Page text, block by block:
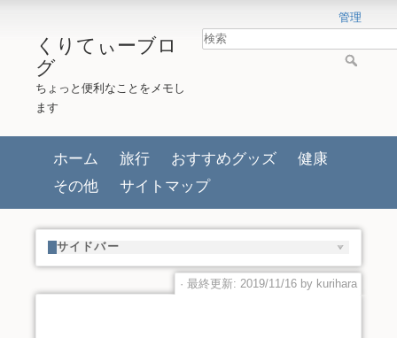
くりてぃーブロ
グ
ちょっと便利なことをメモし
ます
管理
ホーム 旅行 おすすめグッズ
健康
その他
サイトマップ
サイドバー
· 最終更新: 2019/11/16 by kurihara